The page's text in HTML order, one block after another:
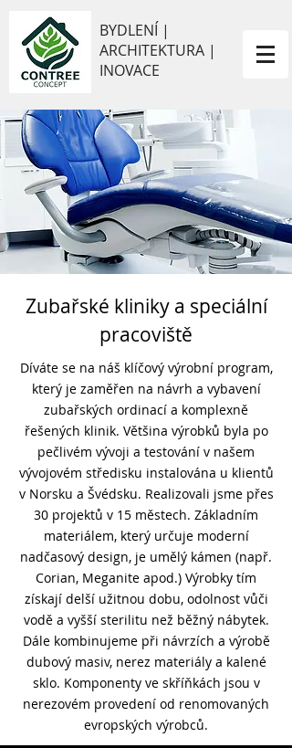
BYDLENÍ |
ARCHITEKTURA |
INOVACE
Zubařské kliniky a speciální
pracoviště
Díváte se na náš klíčový výrobní program,
který je zaměřen na návrh a vybavení
zubařských ordinací a komplexně
řešených klinik. Většina výrobků byla po
pečlivém vývoji a testování v našem
vývojovém středisku instalována u klientů
v Norsku a Švédsku. Realizovali jsme přes
30 projektů v 15 městech. Základním
materiálem, který určuje moderní
nadčasový design, je umělý kámen (např.
Corian, Meganite apod.) Výrobky tím
získají delší užitnou dobu, odolnost vůči
vodě a vyšší sterilitu než běžný nábytek.
Dále kombinujeme při návrzích a výrobě
dubový masiv, nerez materiály a kalené
sklo. Komponenty ve skříňkách jsou v
nerezovém provedení od renomovaných
evropských výrobců.